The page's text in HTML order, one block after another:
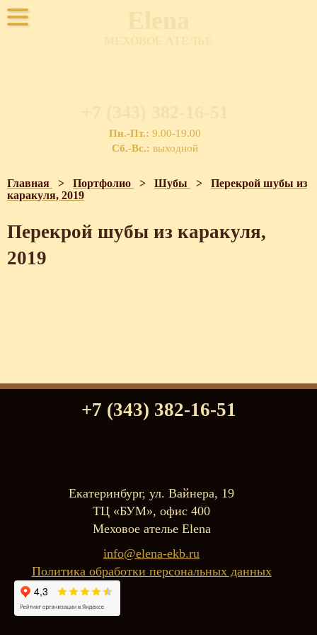
Пн.-Пт.: 9.00-19.00
Сб.-Вс.: выходной
Главная > Портфолио > Шубы > Перекрой шубы из
каракуля, 2019
Перекрой шубы из каракуля,
2019
+7 (343) 382-16-51
Екатеринбург, ул. Вайнера, 19
ТЦ «БУМ», офис 400
Меховое ателье Elena
info@elena-ekb.ru
Политика обработки персональных данных